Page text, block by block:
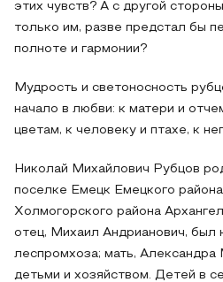
этих чувств? А с другой
только им, разве предстал бы
полноте и гармонии?
Мудрость и светоносность
начало в любви: к матери и
цветам, к человеку и птахе, к
Николай Михайлович Рубцов
поселке Емецк Емецкого
Холмогорского района
отец, Михаил Андрианович, был
леспромхоза; мать, Александра
детьми и хозяйством. Детей в